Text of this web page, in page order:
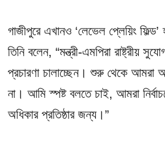
গাজীপুরে এখানও ‘লেভেল প্লেয়িং
তিনি বলেন, “মন্ত্রী-এমপিরা রাষ্ট্রীয়
প্রচারণা চালাচ্ছেন। শুরু থেকে আমরা
না। আমি স্পষ্ট বলতে চাই, আমরা
অধিকার প্রতিষ্ঠার জন্য।”